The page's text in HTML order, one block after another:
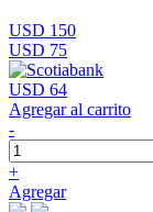
USD 150
USD 75
USD 64
Agregar al carrito
-
+
Agregar